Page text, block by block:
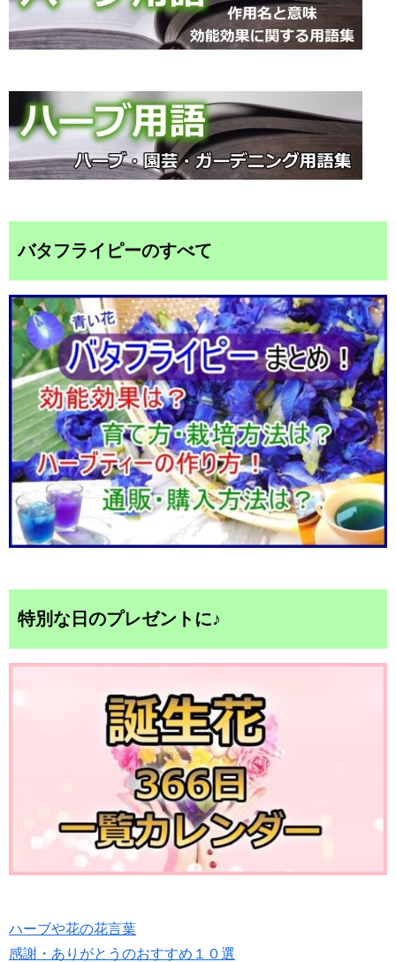
バタフライピーのすべて
特別な日のプレゼントに♪
ハーブや花の花言葉
感謝・ありがとうのおすすめ１０選